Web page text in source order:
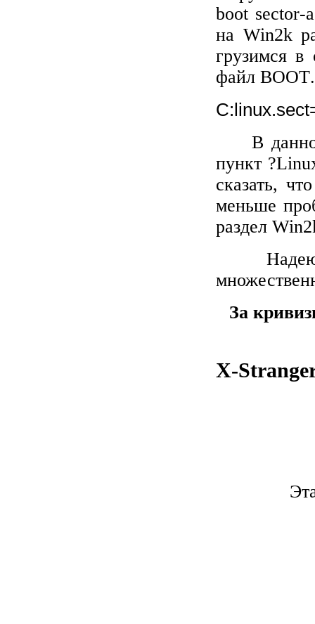
boot sector-a
на Win2k
грузимся
файлBOOT.
В
пункт ?
сказать,
меньше
разделWin2
За
X-